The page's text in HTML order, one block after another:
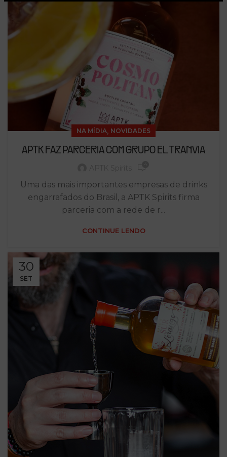
NA MÍDIA, NOVIDADES
APTK FAZ PARCERIA COM GRUPO EL TRANVIA
Uma das mais importantes empresas de drinks
engarrafados do Brasil, a APTK Spirits firma
parceria com a rede de r...
CONTINUE LENDO
30
SET